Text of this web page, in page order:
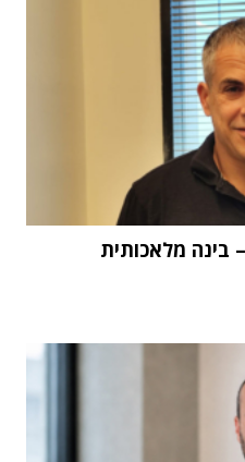
"העתיד הוא Physical AI – בינה מלאכותית